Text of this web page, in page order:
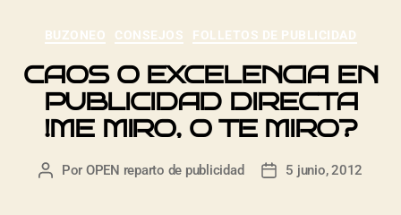
BUZONEO CONSEJOS FOLLETOS DE PUBLICIDAD
CAOS O EXCELENCIA EN
PUBLICIDAD DIRECTA
!ME MIRO, O TE MIRO?
Por OPEN reparto de publicidad 5 junio, 2012